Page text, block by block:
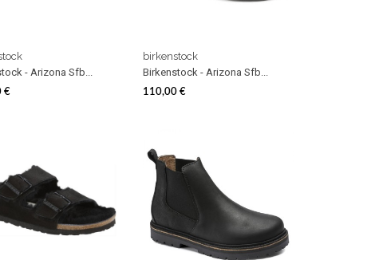
- Arizona Sfb...
€
birkenstock
Birkenstock - Arizona Sfb...
Prezzo
110,00 €